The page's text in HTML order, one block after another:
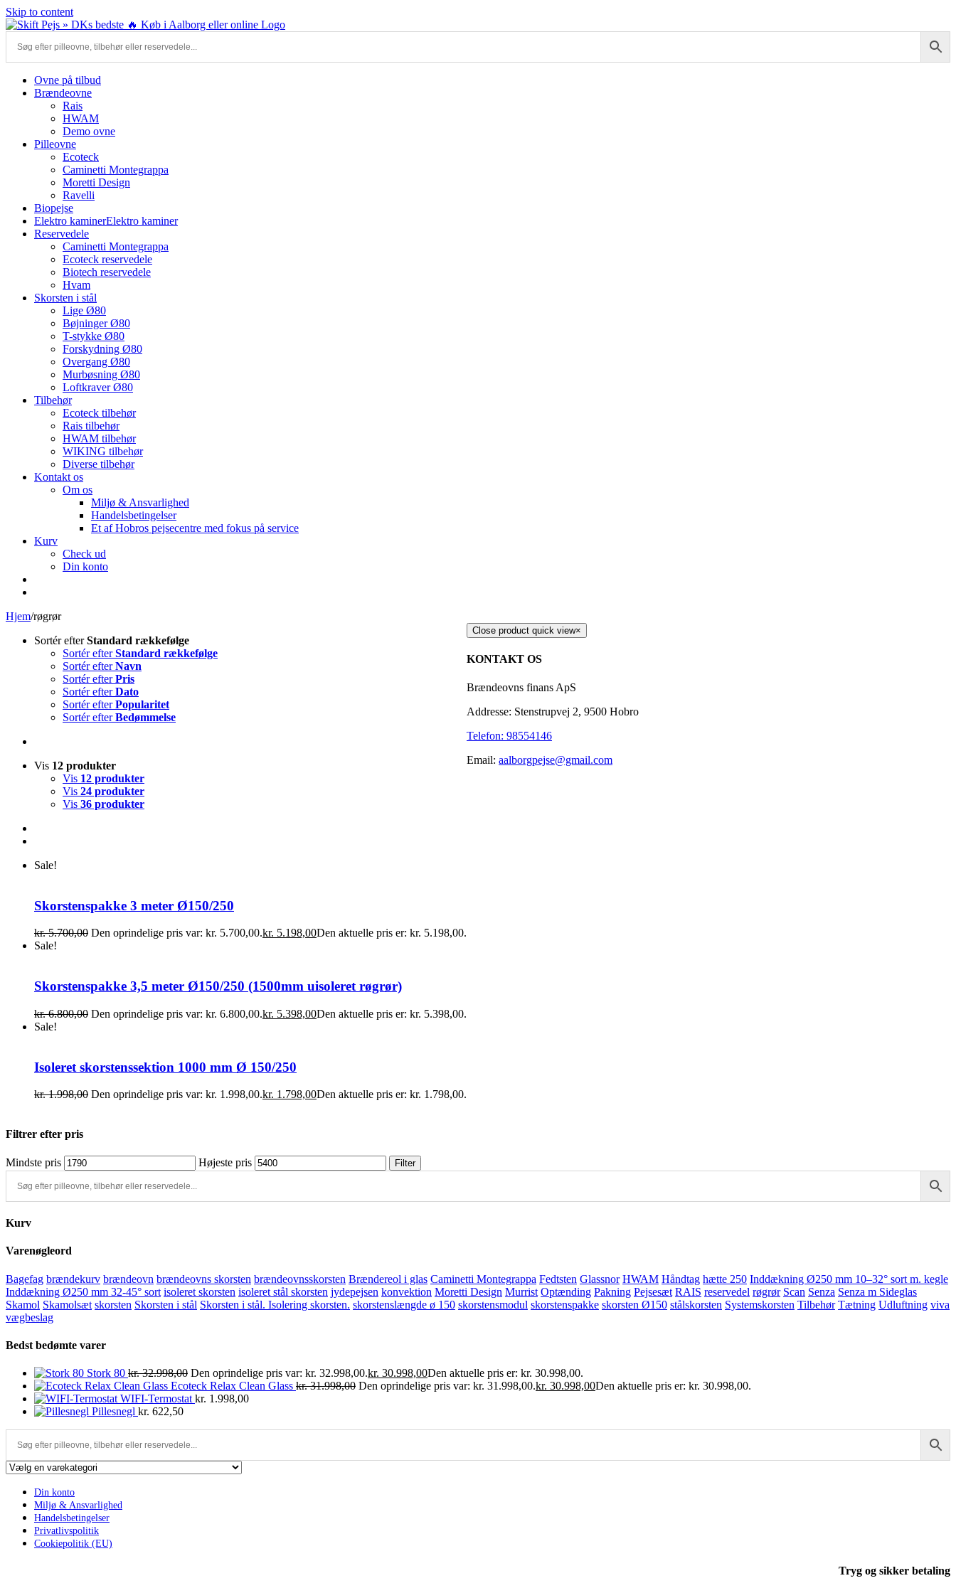
Skip to content
Ovne på tilbud
Brændeovne
Rais
HWAM
Demo ovne
Pilleovne
Ecoteck
Caminetti Montegrappa
Moretti Design
Ravelli
Biopejse
Elektro kaminerElektro kaminer
Reservedele
Caminetti Montegrappa
Ecoteck reservedele
Biotech reservedele
Hvam
Skorsten i stål
Lige Ø80
Bøjninger Ø80
T-stykke Ø80
Forskydning Ø80
Overgang Ø80
Murbøsning Ø80
Loftkraver Ø80
Tilbehør
Ecoteck tilbehør
Rais tilbehør
HWAM tilbehør
WIKING tilbehør
Diverse tilbehør
Kontakt os
Om os
Miljø & Ansvarlighed
Handelsbetingelser
Et af Hobros pejsecentre med fokus på service
Kurv
Check ud
Din konto
Hjem/røgrør
Sortér efterStandard rækkefølge
Sortér efterStandard rækkefølge
Sortér efterNavn
Sortér efterPris
Sortér efterDato
Sortér efterPopularitet
Sortér efterBedømmelse
Vis 12 produkter
Vis 12 produkter
Vis 24 produkter
Vis 36 produkter
Sale!
Skorstenspakke 3 meter Ø150/250
kr.5.700,00 Den oprindelige pris var: kr. 5.700,00.kr. 5.198,00Den aktuelle pris er: kr. 5.198,00.
Sale!
Skorstenspakke 3,5 meter Ø150/250 (1500mm uisoleret røgrør)
kr.6.800,00 Den oprindelige pris var: kr. 6.800,00.kr. 5.398,00Den aktuelle pris er: kr. 5.398,00.
Sale!
Isoleret skorstenssektion 1000 mm Ø 150/250
kr.1.998,00 Den oprindelige pris var: kr. 1.998,00.kr. 1.798,00Den aktuelle pris er: kr. 1.798,00.
Filtrer efter pris
Mindste pris Højeste pris Filter
Kurv
Varenøgleord
Bagefag brændekurv brændeovn brændeovns skorsten brændeovnsskorsten Brændereol i glas Caminetti Montegrappa Fedtsten Glassnor HWAM Håndtag hætte 250 Inddækning Ø250 mm 10–32° sort m. kegle
Inddækning Ø250 mm 32-45° sort isoleret skorsten isoleret stål skorsten jydepejsen konvektion Moretti Design Murrist Optænding Pakning Pejsesæt RAIS reservedel røgrør Scan Senza Senza m Sideglas
Skamol Skamolsæt skorsten Skorsten i stål Skorsten i stål. Isolering skorsten. skorstenslængde ø 150 skorstensmodul skorstenspakke skorsten Ø150 stålskorsten Systemskorsten Tilbehør Tætning Udluftning viva
vægbeslag
Bedst bedømte varer
Stork 80 kr.32.998,00 Den oprindelige pris var: kr. 32.998,00.kr. 30.998,00Den aktuelle pris er: kr. 30.998,00.
Ecoteck Relax Clean Glass kr.31.998,00 Den oprindelige pris var: kr. 31.998,00.kr. 30.998,00Den aktuelle pris er: kr. 30.998,00.
WIFI-Termostat kr. 1.998,00
Pillesnegl kr. 622,50
Close product quick view×
KONTAKT OS
Brændeovns finans ApS
Addresse: Stenstrupvej 2, 9500 Hobro
Telefon: 98554146
Email: aalborgpejse@gmail.com
Din konto
Miljø & Ansvarlighed
Handelsbetingelser
Privatlivspolitik
Cookiepolitik (EU)
Tryg og sikker betaling